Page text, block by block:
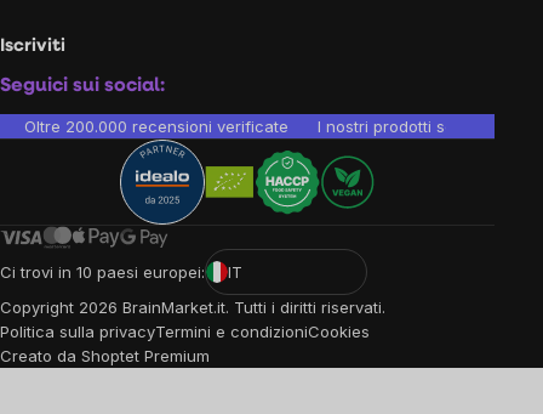
Iscriviti
Seguici sui social:
Oltre 200.000 recensioni verificate I nostri prodotti sono testati
Ci trovi in 10 paesi europei:
IT
Copyright 2026 BrainMarket.it. Tutti i diritti riservati.
Politica sulla privacyTermini e condizioniCookies
Creato da Shoptet Premium